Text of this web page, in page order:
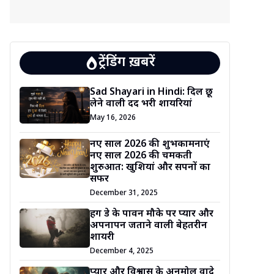
ट्रेंडिंग ख़बरें
Sad Shayari in Hindi: दिल छू
लेने वाली दर्द भरी शायरियां
May 16, 2026
नए साल 2026 की शुभकामनाएं
नए साल 2026 की चमकती
शुरुआत: खुशियां और सपनों का
सफर
December 31, 2025
हग डे के पावन मौके पर प्यार और
अपनापन जताने वाली बेहतरीन
शायरी
December 4, 2025